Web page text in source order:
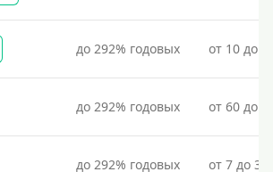
до 292% годовых от 10 до
до 292% годовых от 60 до
до 292% годовых от 7 до